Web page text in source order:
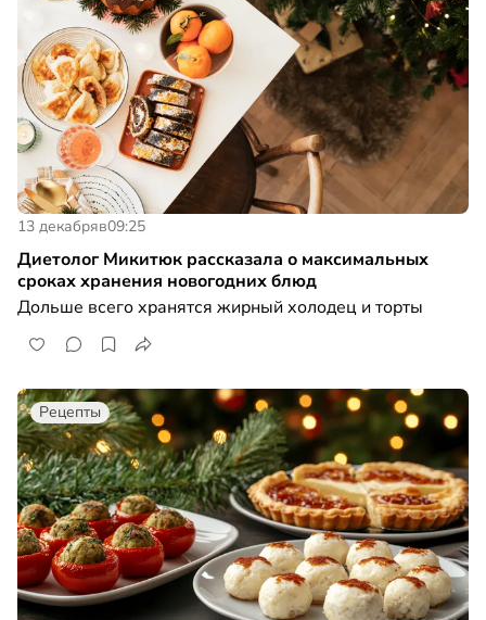
13 декабряв09:25
Диетолог Микитюк рассказала о максимальных
сроках хранения новогодних блюд
Дольше всего хранятся жирный холодец и торты
Рецепты